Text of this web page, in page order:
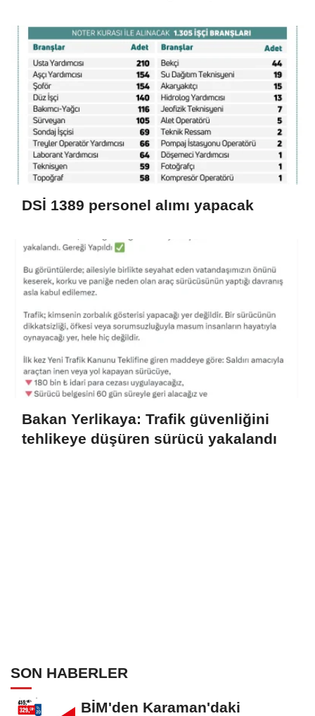
DSİ 1389 personel alımı yapacak
Bakan Yerlikaya: Trafik güvenliğini
tehlikeye düşüren sürücü yakalandı
SON HABERLER
BİM'den Karaman'daki